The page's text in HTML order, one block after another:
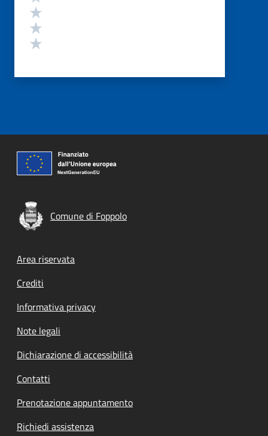
Comune di Foppolo
Footer menu
Area riservata
Crediti
Informativa privacy
Note legali
Dichiarazione di accessibilità
Contatti
Prenotazione appuntamento
Richiedi assistenza